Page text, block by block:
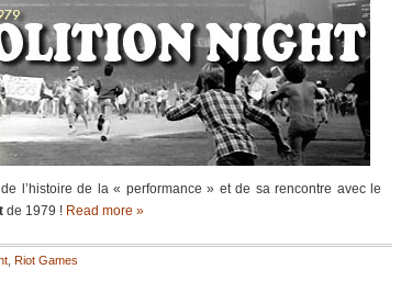
l’histoire de la « performance » et de sa rencontre avec le
de 1979 ! Read more »
Riot Games